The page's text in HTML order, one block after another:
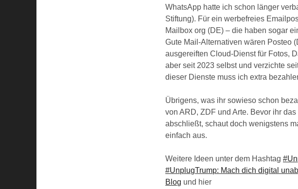
WhatsApp hatte ich schon länger
Stiftung). Für ein werbefreies
Mailbox org (DE) – die haben sogar
Gute Mail-Alternativen wären Posteo
ausgereiften Cloud-Dienst für Fotos,
aber seit 2023 selbst und verzichte
dieser Dienste muss ich extra
Übrigens, was ihr sowieso schon
von ARD, ZDF und Arte. Bevor ihr
abschließt, schaut doch wenigstens
einfach aus.
Weitere Ideen unter dem Hashtag
#UnplugTrump: Mach dich digital
Blog und hier